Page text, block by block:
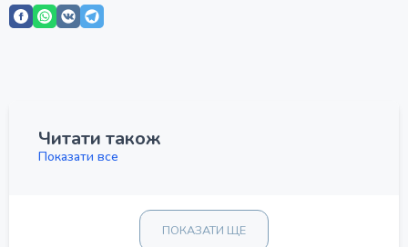
Читати також
Показати все
ПОКАЗАТИ ЩЕ